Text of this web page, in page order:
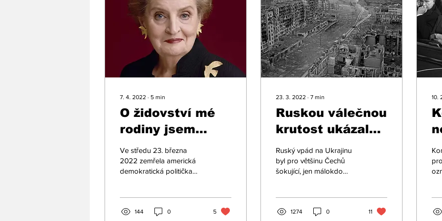
7. 4. 2022 ∙ 5 min
O židovství mé
rodiny jsem
nevěděla nic.
Vzpomínky
Madeleine
Albrightové
Ve středu 23. března
2022 zemřela americká
demokratická politička
144 0 5
23. 3. 2022 ∙ 7 min
Ruskou válečnou
krutost ukázalo
už Čečensko.
Svět ale nechtěl
přijít o dobré
vztahy s
Moskvou
Ruský vpád na Ukrajinu
byl pro většinu Čechů
šokující, jen málokdo
1274 0 11
10.
v